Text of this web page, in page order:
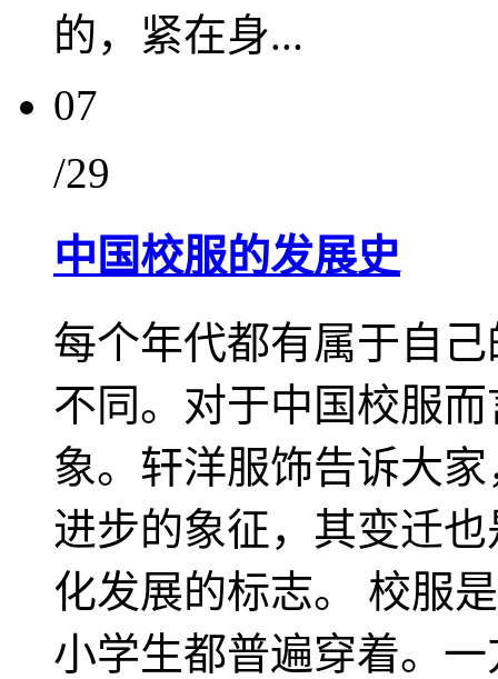
的，紧在身...
07
/29
中国校服的发展史
每个年代都有属于自
不同。对于中国校服
象。轩洋服饰告诉大
进步的象征，其变迁
化发展的标志。 校服
小学生都普遍穿着。